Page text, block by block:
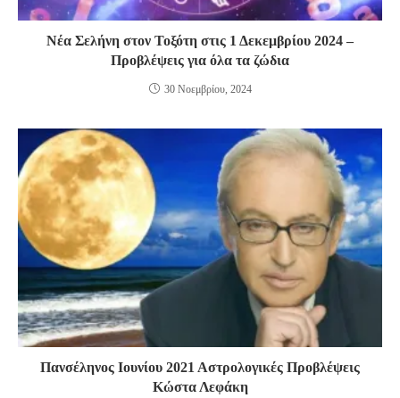
Νέα Σελήνη στον Τοξότη στις 1 Δεκεμβρίου 2024 –
Προβλέψεις για όλα τα ζώδια
30 Νοεμβρίου, 2024
Πανσέληνος Ιουνίου 2021 Αστρολογικές Προβλέψεις
Κώστα Λεφάκη